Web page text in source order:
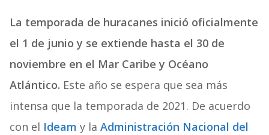
La temporada de huracanes inició oficialmente
el 1 de junio y se extiende hasta el 30 de
noviembre en el Mar Caribe y Océano
Atlántico. Este año se espera que sea más
intensa que la temporada de 2021. De acuerdo
con el Ideam yla Administración Nacional del